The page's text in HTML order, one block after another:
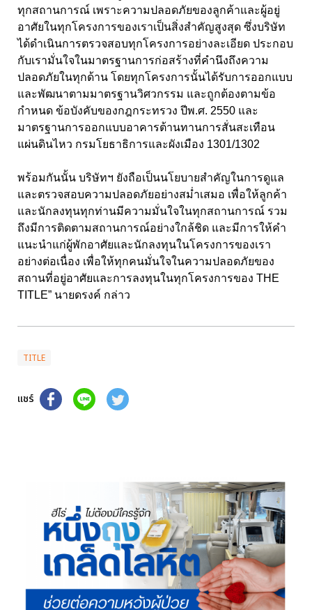
ทุกสถานการณ์ เพราะความปลอดภัยของลูกค้าและผู้อยู่
อาศัยในทุกโครงการของเราเป็นสิ่งสำคัญสูงสุด ซึ่งบริษัท
ได้ดำเนินการตรวจสอบทุกโครงการอย่างละเอียด ประกอบ
กับเรามั่นใจในมาตรฐานการก่อสร้างที่คำนึงถึงความ
ปลอดภัยในทุกด้าน โดยทุกโครงการนั้นได้รับการออกแบบ
และพัฒนาตามมาตรฐานวิศวกรรม และถูกต้องตามข้อ
กำหนด ข้อบังคับของกฎกระทรวง ปีพ.ศ. 2550 และ
มาตรฐานการออกแบบอาคารต้านทานการสั่นสะเทือน
แผ่นดินไหว กรมโยธาธิการและผังเมือง 1301/1302
พร้อมกันนั้น บริษัทฯ ยังถือเป็นนโยบายสำคัญในการดูแล
และตรวจสอบความปลอดภัยอย่างสม่ำเสมอ เพื่อให้ลูกค้า
และนักลงทุนทุกท่านมีความมั่นใจในทุกสถานการณ์ รวม
ถึงมีการติดตามสถานการณ์อย่างใกล้ชิด และมีการให้คำ
แนะนำแก่ผู้พักอาศัยและนักลงทุนในโครงการของเรา
อย่างต่อเนื่อง เพื่อให้ทุกคนมั่นใจในความปลอดภัยของ
สถานที่อยู่อาศัยและการลงทุนในทุกโครงการของ THE
TITLE” นายดรงค์ กล่าว
TITLE
แชร์